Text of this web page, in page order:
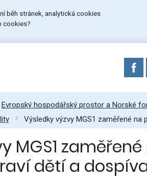
běh stránek, analytická cookies
cookies?
Evropský hospodářský prostor a Norské
Výsledky výzvy MGS1 zaměřené
MGS1
dětí a